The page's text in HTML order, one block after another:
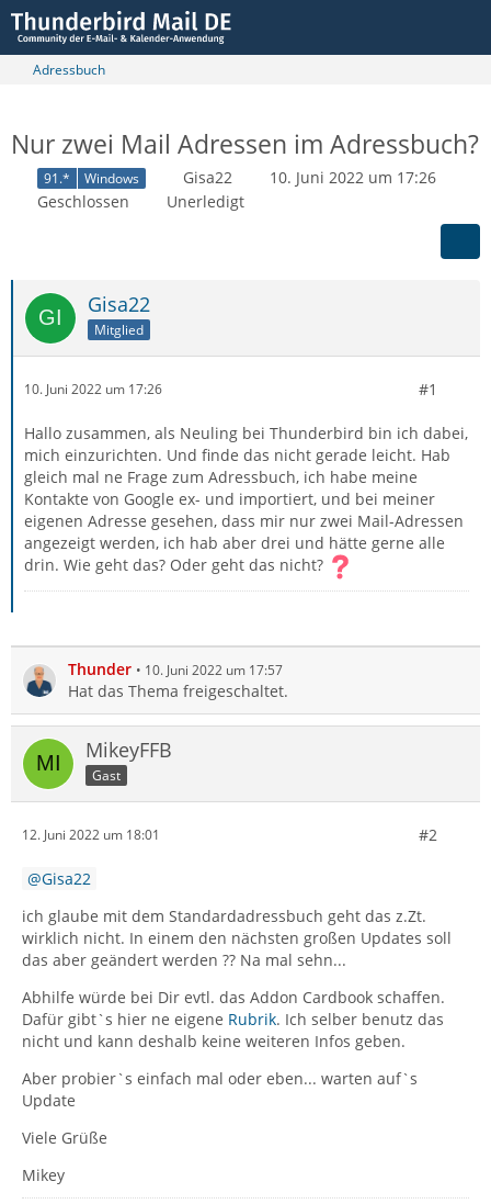
Adressbuch
Nur zwei Mail Adressen im Adressbuch?
91.* Windows Gisa22
10. Juni 2022 um 17:26
Geschlossen
Unerledigt
Gisa22
Mitglied
10. Juni 2022 um 17:26 #1
Hallo zusammen, als Neuling bei Thunderbird bin ich dabei,
mich einzurichten. Und finde das nicht gerade leicht. Hab
gleich mal ne Frage zum Adressbuch, ich habe meine
Kontakte von Google ex- und importiert, und bei meiner
eigenen Adresse gesehen, dass mir nur zwei Mail-Adressen
angezeigt werden, ich hab aber drei und hätte gerne alle
drin. Wie geht das? Oder geht das nicht?
Thunder 10. Juni 2022 um 17:57
Hat das Thema freigeschaltet.
MikeyFFB
Gast
12. Juni 2022 um 18:01 #2
Gisa22
ich glaube mit dem Standardadressbuch geht das z.Zt.
wirklich nicht. In einem den nächsten großen Updates soll
das aber geändert werden ?? Na mal sehn...
Abhilfe würde bei Dir evtl. das Addon Cardbook schaffen.
Dafür gibt`s hier ne eigene Rubrik. Ich selber benutz das
nicht und kann deshalb keine weiteren Infos geben.
Aber probier`s einfach mal oder eben... warten auf`s
Update
Viele Grüße
Mikey